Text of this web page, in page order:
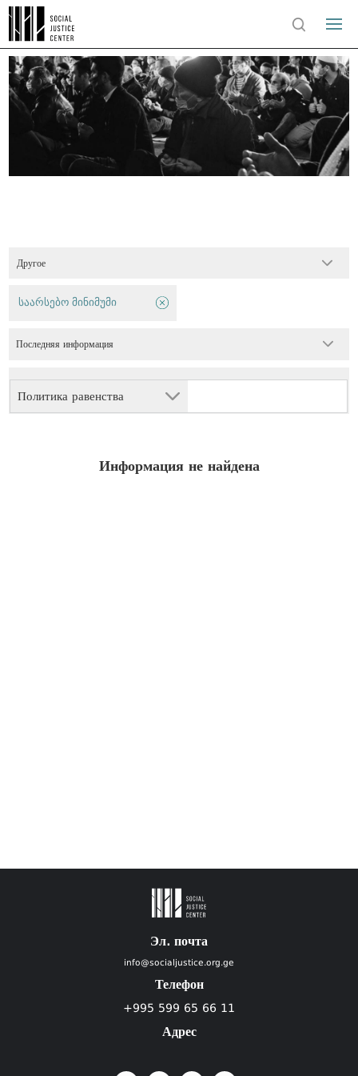
Другое
Политика равенства
საარსებო მინიმუმი
Последняя информация
Информация не найдена
Эл. почта
info@socialjustice.org.ge
Телефон
+995 599 65 66 11
Адрес